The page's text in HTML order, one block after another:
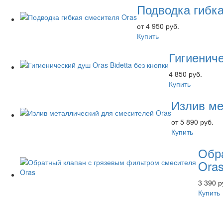
Подводка
от 4 950 руб.
Купить
4 850 руб.
Купить
Излив
от 5 890 руб.
Купить
3 390
Купить